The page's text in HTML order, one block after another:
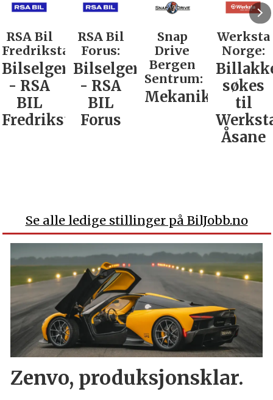
RSA Bil
Fredrikstad:
Bilselger
- RSA
BIL
Fredrikstad
RSA Bil
Forus:
Bilselger
- RSA
BIL
Forus
Snap
Drive
Bergen
Sentrum:
Mekaniker
Werksta
Norge:
søkes
til
Åsane
Se alle ledige stillinger på BilJobb.no
Zenvo, produksjonsklar.